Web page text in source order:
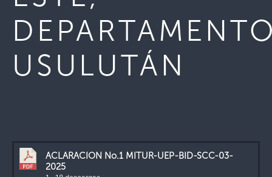
USULUTÁN
ACLARACION No.1 MITUR-UEP-BID-SCC-03-
2025